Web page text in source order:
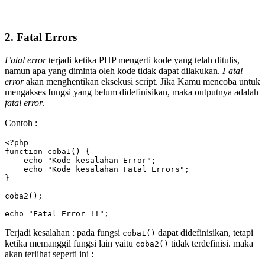
2. Fatal Errors
Fatal errorterjadi ketika PHP mengerti kode yang telah ditulis,
namun apa yang diminta oleh kode tidak dapat dilakukan. Fatal
errorakan menghentikan eksekusi script. Jika Kamu mencoba untuk
mengakses fungsi yang belum didefinisikan, maka outputnya adalah
fatal error.
Contoh :
<?php
function coba1() {
}
coba2();
echo "Fatal Error !!";
Terjadi kesalahan : pada fungsi coba1() dapat didefinisikan, tetapi
ketika memanggil fungsi lain yaitu coba2() tidak terdefinisi. maka
akan terlihat seperti ini :